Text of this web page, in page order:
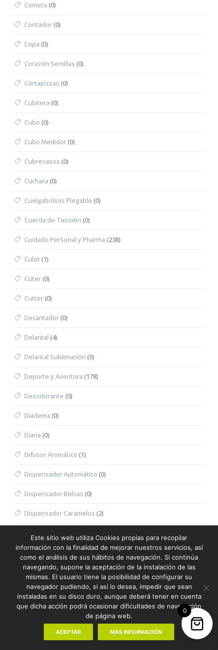
Cometa (0)
Contador(0)
Copa (0)
Corazón Semillas (0)
Cortapizzas (0)
Cubitera (0)
Cubo (0)
Cubo Medidor(0)
Cubrevasos (0)
Cuchara (0)
Cuelgabolsos Plegable (0)
Cuerda de Tensión (0)
Cuidado Personal y Pharma (238)
Culot (1)
Cúter(0)
Cutter(0)
Decantador(0)
Delantal (4)
Delantal Sublimación (0)
Deporte y Aventura (178)
Desodorante (0)
Diadema (0)
Diana (0)
Difusor Aromático (1)
Dispensador Automático (0)
Dispensador Bolsas (0)
Dispensador Caramelos (2)
Divot(0)
Dominó (0)
Doudou(0)
Dron (0)
Eau de Toilette Hombre
0
Este sitio web utiliza Cookies propias para recopilar
información con la finalidad de mejorar nuestros servicios, así
como el análisis de sus hábitos de navegación. Si continúa
navegando, supone la aceptación de la instalación de las
mismas. El usuario tiene la posibilidad de configurar su
navegador pudiendo, si así lo desea, impedir que sean
instaladas en su disco duro, aunque deberá tener en cuenta
que dicha acción podrá ocasionar dificultades de navegación
de página web.
ACEPTAR MÁS INFORMACIÓN